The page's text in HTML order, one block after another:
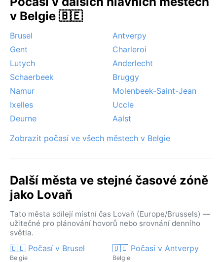
dokáže otočit během pár hodin.
v Belgie 🇧🇪
Brusel
Antverpy
Gent
Charleroi
Lutych
Anderlecht
Schaerbeek
Bruggy
Namur
Molenbeek-Saint-Jean
Ixelles
Uccle
Deurne
Aalst
Zobrazit počasí ve všech městech v Belgie
Další města ve stejné časové zóně
jako Lovaň
Tato města sdílejí místní čas Lovaň (Europe/Brussels) —
užitečné pro plánování hovorů nebo srovnání denního
světla.
🇧🇪 Počasí v Brusel
Belgie
🇧🇪 Počasí v Antverpy
Belgie